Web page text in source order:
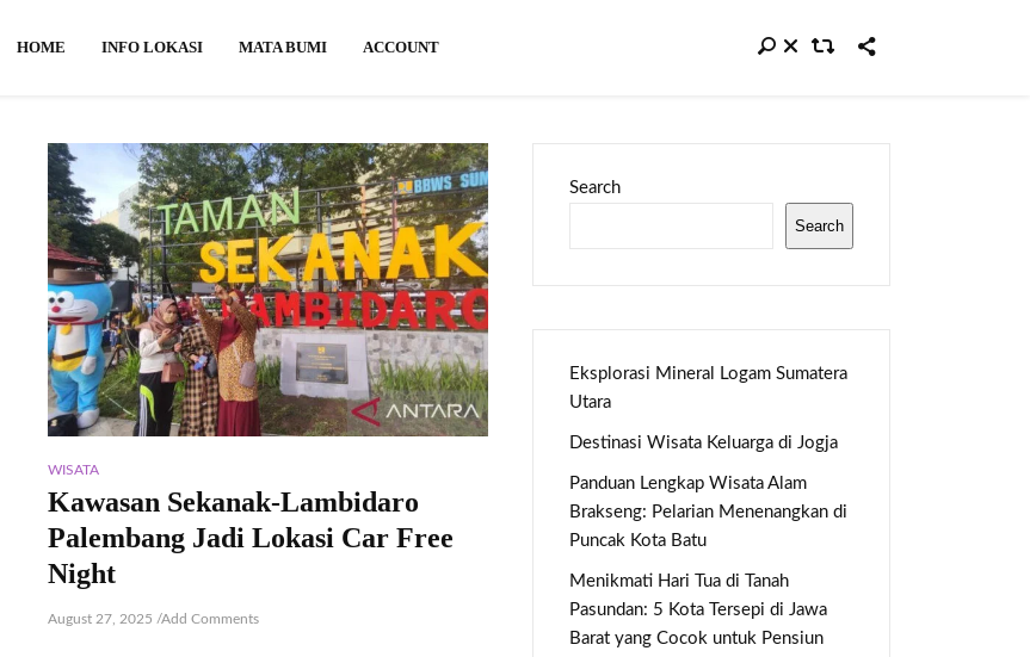
HOME INFO LOKASI MATA BUMI ACCOUNT
WISATA
Kawasan Sekanak-Lambidaro
Palembang Jadi Lokasi Car Free
Night
August 27, 2025 /Add Comments
Search
Search
Eksplorasi Mineral Logam Sumatera
Utara
Destinasi Wisata Keluarga di Jogja
Panduan Lengkap Wisata Alam
Brakseng: Pelarian Menenangkan di
Puncak Kota Batu
Menikmati Hari Tua di Tanah
Pasundan: 5 Kota Tersepi di Jawa
Barat yang Cocok untuk Pensiun